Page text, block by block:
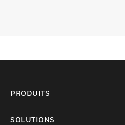
PRODUITS
SOLUTIONS